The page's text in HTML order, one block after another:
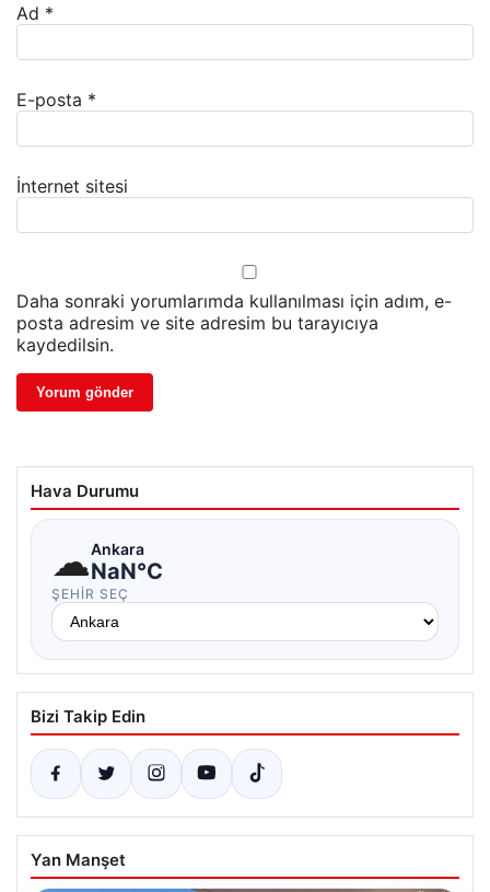
Ad *
E-posta *
İnternet sitesi
Daha sonraki yorumlarımda kullanılması için adım, e-
posta adresim ve site adresim bu tarayıcıya
kaydedilsin.
Hava Durumu
☁Ankara
NaN°C
ŞEHIR SEÇ
Bizi Takip Edin
Yan Manşet